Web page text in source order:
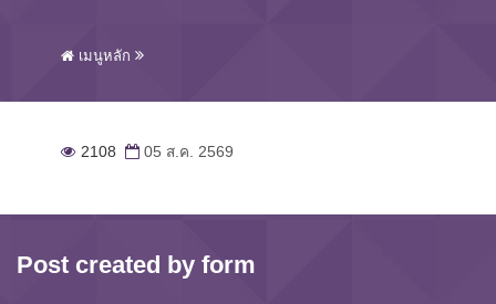
เมนูหลัก
2108 05 ส.ค. 2569
Post created by form